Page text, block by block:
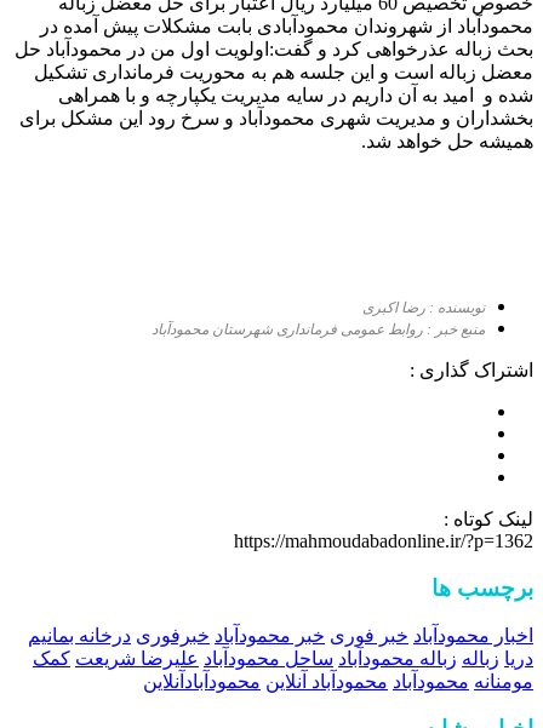
محمودآباد از شهروندان محمودآبادی بابت مشکلات پیش آمده در
بحث زباله عذرخواهی کرد و گفت:اولویت اول من در محمودآباد حل
معضل زباله است و این جلسه هم به محوریت فرمانداری تشکیل
شده و امید به آن داریم در سایه مدیریت یکپارچه و با همراهی
بخشداران و مدیریت شهری محمودآباد و سرخ رود این مشکل برای
همیشه حل خواهد شد.
نویسنده : رضا اکبری
منبع خبر : روابط عمومی فرمانداری شهرستان محمودآباد
اشتراک گذاری :
لینک کوتاه :
https://mahmoudabadonline.ir/?p=1362
برچسب ها
اخبار محمودآباد خبر فوری خبر محمودآباد خبرفوری درخانه بمانیم
دریا زباله زباله محمودآباد ساحل محمودآباد علیرضا شریعت کمک
مومنانه محمودآباد محمودآباد آنلاین محمودآبادآنلاین